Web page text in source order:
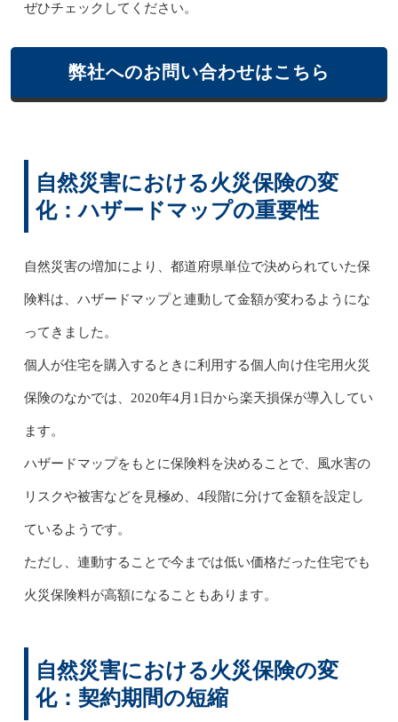
ぜひチェックしてください。
弊社へのお問い合わせはこちら
自然災害における火災保険の変
化：ハザードマップの重要性
自然災害の増加により、都道府県単位で決められていた保
険料は、ハザードマップと連動して金額が変わるようにな
ってきました。
個人が住宅を購入するときに利用する個人向け住宅用火災
保険のなかでは、2020年4月1日から楽天損保が導入してい
ます。
ハザードマップをもとに保険料を決めることで、風水害の
リスクや被害などを見極め、4段階に分けて金額を設定し
ているようです。
ただし、連動することで今までは低い価格だった住宅でも
火災保険料が高額になることもあります。
自然災害における火災保険の変
化：契約期間の短縮